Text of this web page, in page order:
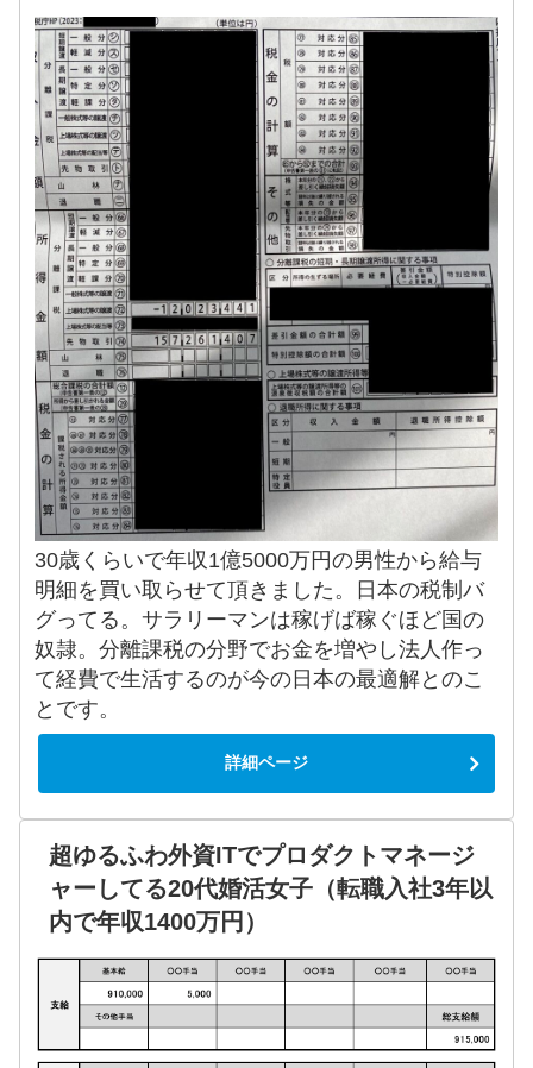
30歳くらいで年収1億5000万円の男性から給与
明細を買い取らせて頂きました。日本の税制バ
グってる。サラリーマンは稼げば稼ぐほど国の
奴隷。分離課税の分野でお金を増やし法人作っ
て経費で生活するのが今の日本の最適解とのこ
とです。
詳細ページ
超ゆるふわ外資ITでプロダクトマネージ
ャーしてる20代婚活女子（転職入社3年以
内で年収1400万円）